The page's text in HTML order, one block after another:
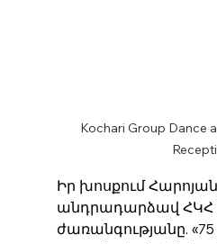
Kochari Group Dance
Իր խոսքում
անդրադարձավ ՀԿՀ
ժառանգությանը.